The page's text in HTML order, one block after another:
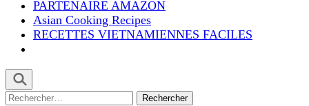
PARTENAIRE AMAZON
Asian Cooking Recipes
RECETTES VIETNAMIENNES FACILES
Rechercher :